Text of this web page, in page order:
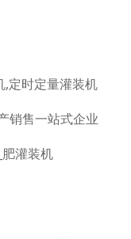
,定时定量灌装机
销售一站式企业
灌装机